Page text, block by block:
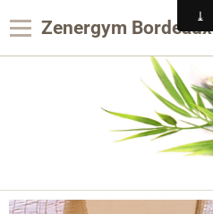
Zenergym Bordeaux
Votre compte